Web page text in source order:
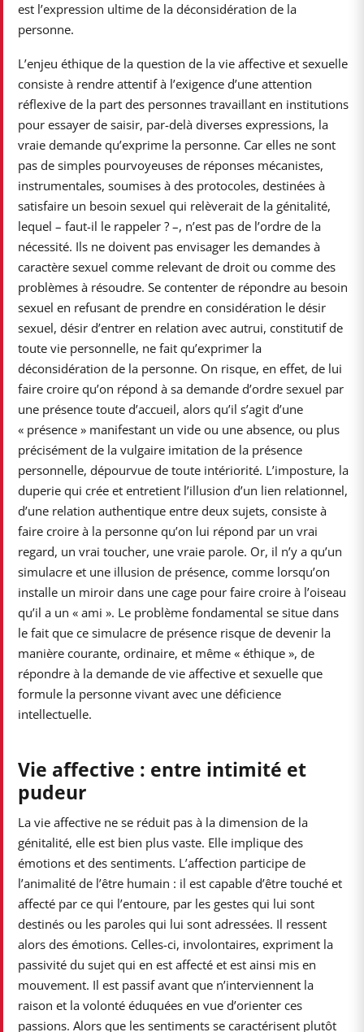
est l’expression ultime de la déconsidération de la
personne.
L’enjeu éthique de la question de la vie affective et sexuelle
consiste à rendre attentif à l’exigence d’une attention
réflexive de la part des personnes travaillant en institutions
pour essayer de saisir, par-delà diverses expressions, la
vraie demande qu’exprime la personne. Car elles ne sont
pas de simples pourvoyeuses de réponses mécanistes,
instrumentales, soumises à des protocoles, destinées à
satisfaire un besoin sexuel qui relèverait de la génitalité,
lequel – faut-il le rappeler ? –, n’est pas de l’ordre de la
nécessité. Ils ne doivent pas envisager les demandes à
caractère sexuel comme relevant de droit ou comme des
problèmes à résoudre. Se contenter de répondre au besoin
sexuel en refusant de prendre en considération le désir
sexuel, désir d’entrer en relation avec autrui, constitutif de
toute vie personnelle, ne fait qu’exprimer la
déconsidération de la personne. On risque, en effet, de lui
faire croire qu’on répond à sa demande d’ordre sexuel par
une présence toute d’accueil, alors qu’il s’agit d’une
« présence » manifestant un vide ou une absence, ou plus
précisément de la vulgaire imitation de la présence
personnelle, dépourvue de toute intériorité. L’imposture, la
duperie qui crée et entretient l’illusion d’un lien relationnel,
d’une relation authentique entre deux sujets, consiste à
faire croire à la personne qu’on lui répond par un vrai
regard, un vrai toucher, une vraie parole. Or, il n’y a qu’un
simulacre et une illusion de présence, comme lorsqu’on
installe un miroir dans une cage pour faire croire à l’oiseau
qu’il a un « ami ». Le problème fondamental se situe dans
le fait que ce simulacre de présence risque de devenir la
manière courante, ordinaire, et même « éthique », de
répondre à la demande de vie affective et sexuelle que
formule la personne vivant avec une déficience
intellectuelle.
Vie affective : entre intimité et
pudeur
La vie affective ne se réduit pas à la dimension de la
génitalité, elle est bien plus vaste. Elle implique des
émotions et des sentiments. L’affection participe de
l’animalité de l’être humain : il est capable d’être touché et
affecté par ce qui l’entoure, par les gestes qui lui sont
destinés ou les paroles qui lui sont adressées. Il ressent
alors des émotions. Celles-ci, involontaires, expriment la
passivité du sujet qui en est affecté et est ainsi mis en
mouvement. Il est passif avant que n’interviennent la
raison et la volonté éduquées en vue d’orienter ces
passions. Alors que les sentiments se caractérisent plutôt